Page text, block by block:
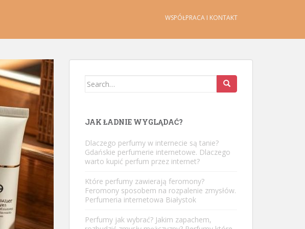
WSPÓŁPRACA I KONTAKT
Search
JAK ŁADNIE WYGLĄDAĆ?
Dlaczego perfumy w internecie są tanie?
Gdańskie perfumerie internetowe. Dlaczego
warto kupić perfum przez internet?
Które perfumy zawierają feromony?
Feromony sposobem na rozpalenie zmysłów.
Perfumeria internetowa Białystok
Perfumy jak wybrać? Jakim zapachem,